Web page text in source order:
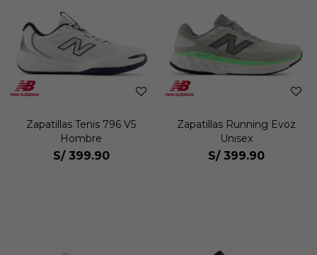
Zapatillas Tenis 796 V5
Hombre
S/ 399.90
Zapatillas Running Evoz
Unisex
S/ 399.90